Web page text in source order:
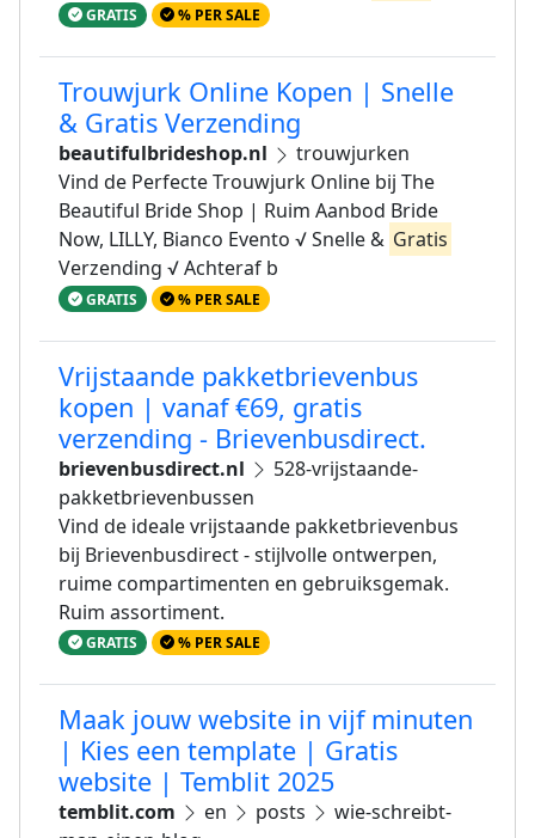
GRATIS % PER SALE
Trouwjurk Online Kopen | Snelle
& Gratis Verzending
beautifulbrideshop.nl
trouwjurken
Vind de Perfecte Trouwjurk Online bij The
Beautiful Bride Shop | Ruim Aanbod Bride
Now, LILLY, Bianco Evento √ Snelle & Gratis
Verzending √ Achteraf b
GRATIS % PER SALE
Vrijstaande pakketbrievenbus
kopen | vanaf €69, gratis
verzending - Brievenbusdirect.
brievenbusdirect.nl
528-vrijstaande-
pakketbrievenbussen
Vind de ideale vrijstaande pakketbrievenbus
bij Brievenbusdirect - stijlvolle ontwerpen,
ruime compartimenten en gebruiksgemak.
Ruim assortiment.
GRATIS % PER SALE
Maak jouw website in vijf minuten
| Kies een template | Gratis
website | Temblit 2025
temblit.com en posts
wie-schreibt-